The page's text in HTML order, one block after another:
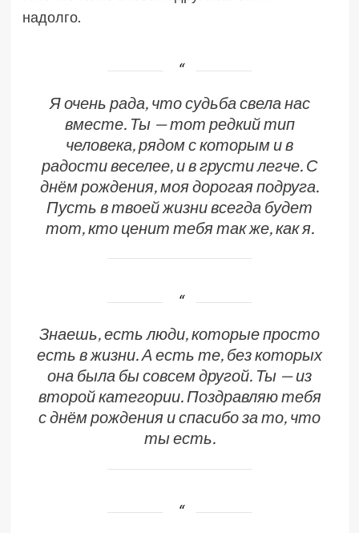
надолго.
Я очень рада, что судьба свела нас
вместе. Ты — тот редкий тип
человека, рядом с которым и в
радости веселее, и в грусти легче. С
днём рождения, моя дорогая подруга.
Пусть в твоей жизни всегда будет
тот, кто ценит тебя так же, как я.
Знаешь, есть люди, которые просто
есть в жизни. А есть те, без которых
она была бы совсем другой. Ты — из
второй категории. Поздравляю тебя
с днём рождения и спасибо за то, что
ты есть.